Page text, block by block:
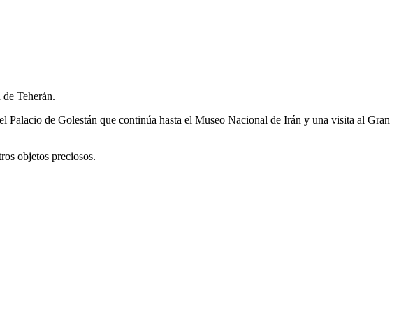
Teherán.
de Golestán que continúa hasta el Museo Nacional de Irán y una visita al Gran
objetos preciosos.